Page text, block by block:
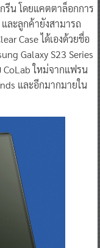
รีน โดยแคตตาล็อกการ
ละลูกค้ายังสามารถ
Case ได้เองด้วยชื่อ
Galaxy S23 Series
CoLab ใหม่จากแฟรน
และอีกมากมายใน